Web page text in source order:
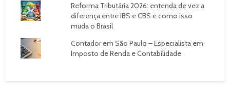
Reforma Tributária 2026: entenda de vez a
diferença entre IBS e CBS e como isso
muda o Brasil
Contador em São Paulo – Especialista em
Imposto de Renda e Contabilidade